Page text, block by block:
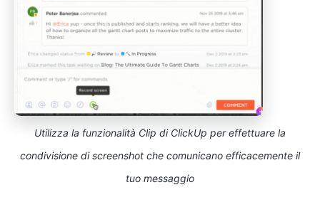
Utilizza la funzionalità Clip di ClickUp per effettuare la
condivisione di screenshot che comunicano efficacemente il
tuo messaggio